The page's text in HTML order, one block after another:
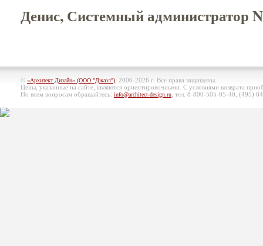
Денис, Системный администратор
© «Архитект Дизайн» (ООО "Джазл") , 2006-2026 г. Все права защищены.
Цены, указанные на сайте, являются ориентировочными. С условиями возврата
По всем вопросам обращайтесь: info@architect-design.ru , тел. 8-800-505-05-40, (495)